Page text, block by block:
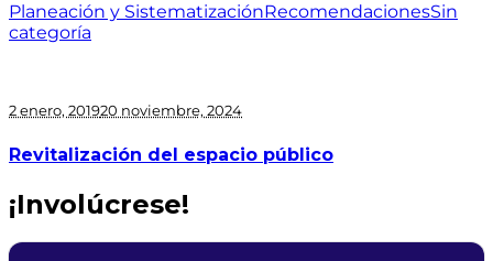
Planeación y SistematizaciónRecomendacionesSin
categoría
2 enero, 201920 noviembre, 2024
Revitalización del espacio público
¡Involúcrese!